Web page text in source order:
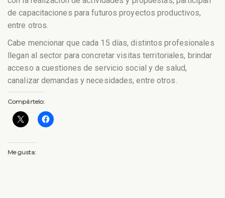
de capacitaciones para futuros proyectos productivos,
entre otros.
Cabe mencionar que cada 15 días, distintos profesionales
llegan al sector para concretar visitas territoriales, brindar
acceso a cuestiones de servicio social y de salud,
canalizar demandas y necesidades, entre otros.
Compártelo:
Me gusta: